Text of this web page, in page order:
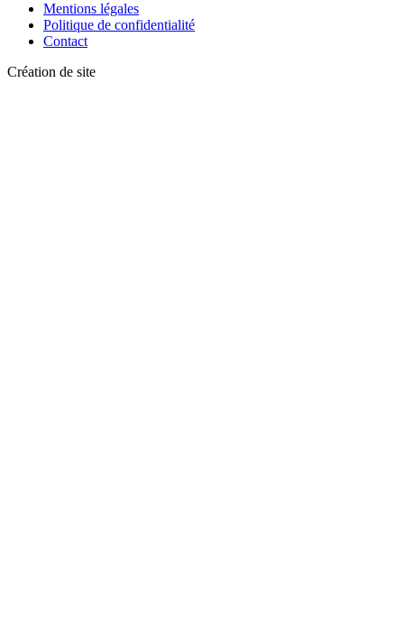
Mentions légales
Politique de confidentialité
Contact
Création de site